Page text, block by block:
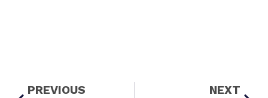
PREVIOUS NEXT